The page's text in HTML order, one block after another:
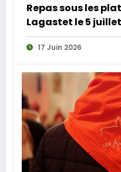
Repas sous les
Lagastet le 5
17 Juin 2026